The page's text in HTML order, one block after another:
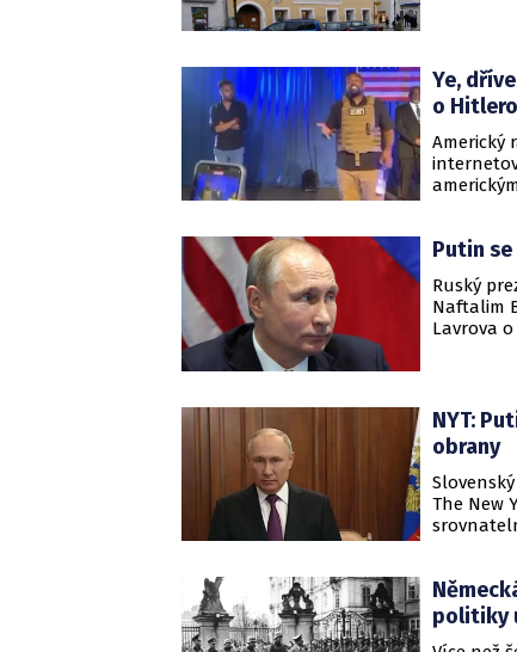
Ye,
o
Americký
vlastní,
americký
Putin
Ruský
Naftalim
Lavrova
přímo
NYT:
obrany
The New
politiky